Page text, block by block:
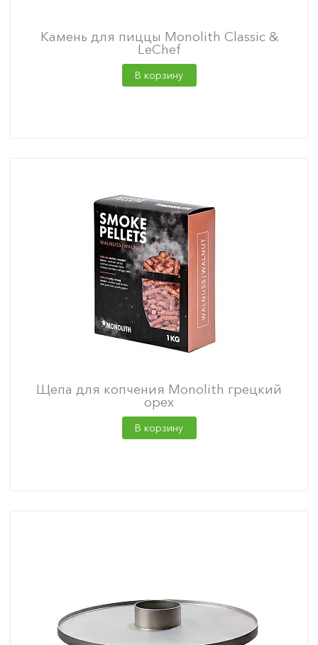
Камень для пиццы Monolith Classic &
LeChef
В корзину
Щепа для копчения Monolith грецкий
орех
В корзину